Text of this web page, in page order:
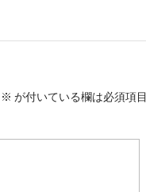
※ が付いている欄は必須項